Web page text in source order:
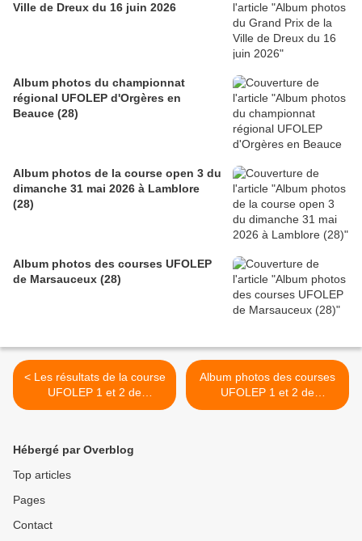
Ville de Dreux du 16 juin 2026
Album photos du championnat
régional UFOLEP d'Orgères en
Beauce (28)
Album photos de la course open 3 du
dimanche 31 mai 2026 à Lamblore
(28)
Album photos des courses UFOLEP
de Marsauceux (28)
< Les résultats de la course
UFOLEP 1 et 2 de
Marsauceux avec la victoire
Album photos des courses
UFOLEP 1 et 2 de
Marsauceux (28) >
Hébergé par Overblog
Top articles
Pages
Contact